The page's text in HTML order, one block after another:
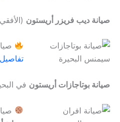
صيانة ديب فريزر أريستون
صيانة بوتاجازات أريستون في